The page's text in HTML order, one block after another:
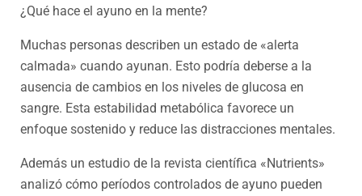
¿Qué hace el ayuno en la mente?
Muchas personas describen un estado de «alerta
calmada» cuando ayunan. Esto podría deberse a la
ausencia de cambios en los niveles de glucosa en
sangre. Esta estabilidad metabólica favorece un
enfoque sostenido y reduce las distracciones mentales.
Además un estudio de la revista científica «Nutrients»
analizó cómo períodos controlados de ayuno pueden